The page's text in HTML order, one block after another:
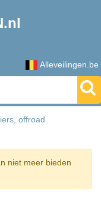
Alleveilingen.be
offroad
niet meer bieden